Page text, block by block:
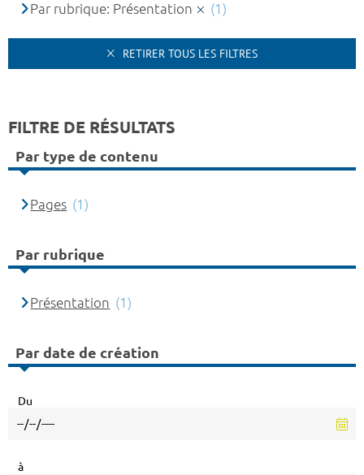
Par rubrique: Présentation
(1)
RETIRER TOUS LES FILTRES
FILTRE DE RÉSULTATS
Par type de contenu
Pages (1)
Par rubrique
Présentation (1)
Par date de création
Du
à